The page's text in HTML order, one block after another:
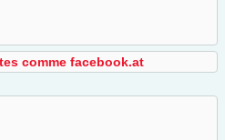
comme facebook.at